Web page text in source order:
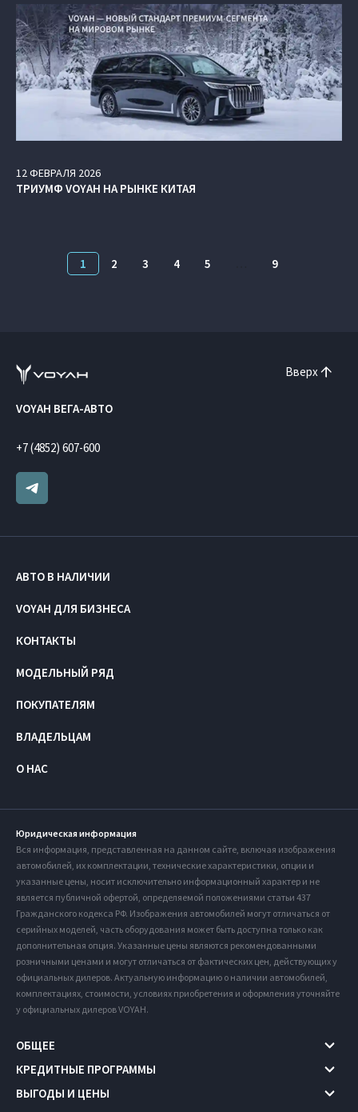
12ФЕВРАЛЯ 2026
ТРИУМФ VOYAH НА РЫНКЕ КИТАЯ
1 2 3 4 5 9
Вверх
VOYAH ВЕГА-АВТО
+7 (4852) 607-600
АВТО В НАЛИЧИИ
VOYAH ДЛЯ БИЗНЕСА
КОНТАКТЫ
МОДЕЛЬНЫЙ РЯД
ПОКУПАТЕЛЯМ
ВЛАДЕЛЬЦАМ
О НАС
Юридическая информация
Вся информация, представленная на данном сайте, включая изображения
автомобилей, их комплектации, технические характеристики, опции и
указанные цены, носит исключительно информационный характер и не
является публичной офертой, определяемой положениями статьи 437
Гражданского кодекса РФ. Изображения автомобилей могут отличаться от
серийных моделей, часть оборудования может быть доступна только как
дополнительная опция. Указанные цены являются рекомендованными
розничными ценами и могут отличаться от фактических цен, действующих у
официальных дилеров. Актуальную информацию о наличии автомобилей,
комплектациях, стоимости, условиях приобретения и оформления уточняйте
у официальных дилеров VOYAH.
ОБЩЕЕ
КРЕДИТНЫЕ ПРОГРАММЫ
ВЫГОДЫ И ЦЕНЫ